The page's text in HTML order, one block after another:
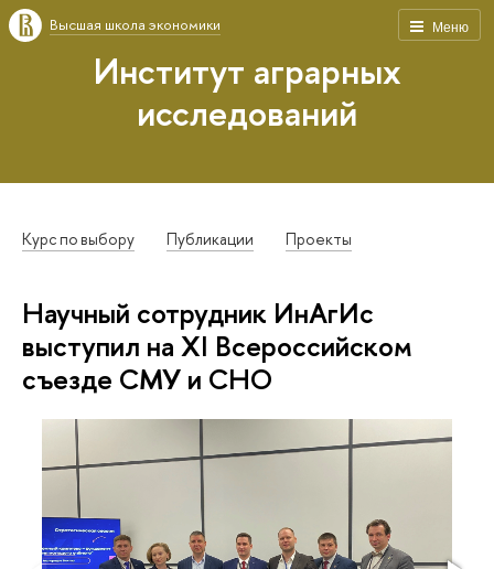
Меню
Высшая школа экономики
Институт аграрных
исследований
Курс по выбору Публикации Проекты
Научный сотрудник ИнАгИс
выступил на XI Всероссийском
съезде СМУ и СНО